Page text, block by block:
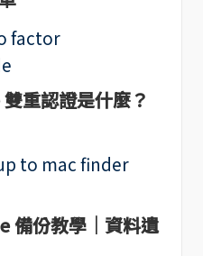
重認證是什麼？
備份教學｜資料遺